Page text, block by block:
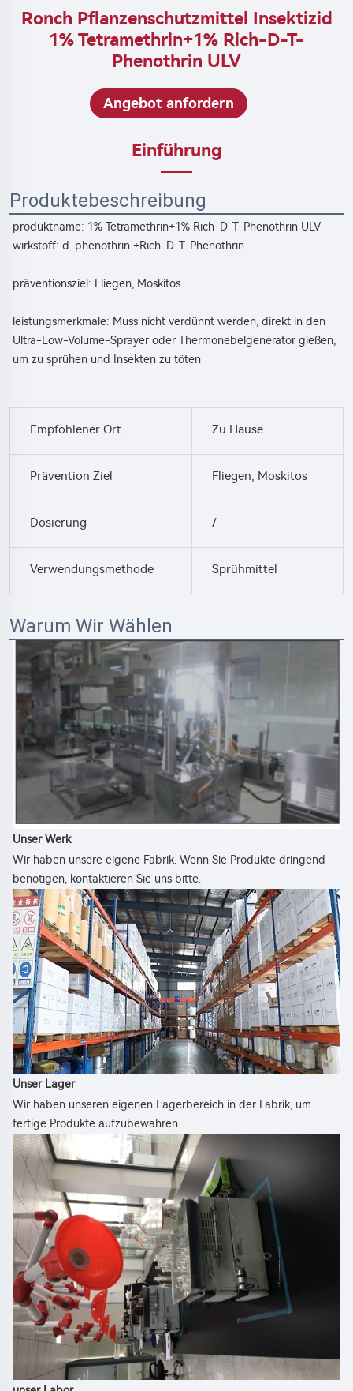
Ronch Pflanzenschutzmittel Insektizid
1% Tetramethrin+1% Rich-D-T-
Phenothrin ULV
Angebot anfordern
Einführung
Produktebeschreibung
produktname: 1% Tetramethrin+1% Rich-D-T-Phenothrin ULV
wirkstoff: d-phenothrin +Rich-D-T-Phenothrin
präventionsziel: Fliegen, Moskitos
leistungsmerkmale: Muss nicht verdünnt werden, direkt in den
Ultra-Low-Volume-Sprayer oder Thermonebelgenerator gießen,
um zu sprühen und Insekten zu töten
Empfohlener Ort Zu Hause
Prävention Ziel Fliegen, Moskitos
Dosierung /
Verwendungsmethode Sprühmittel
Warum Wir Wählen
Unser Werk
Wir haben unsere eigene Fabrik. Wenn Sie Produkte dringend
benötigen, kontaktieren Sie uns bitte.
Unser Lager
Wir haben unseren eigenen Lagerbereich in der Fabrik, um
fertige Produkte aufzubewahren.